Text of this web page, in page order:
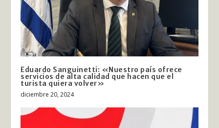
Eduardo Sanguinetti: «Nuestro país ofrece
servicios de alta calidad que hacen que el
turista quiera volver»
diciembre 20, 2024